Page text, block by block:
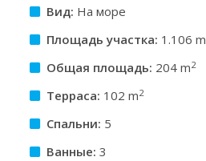
Вид: На море
Площадь участкa: 1.106 m
Общая площадь: 204 m2
Терраса: 102 m2
Спальни: 5
Ванные: 3